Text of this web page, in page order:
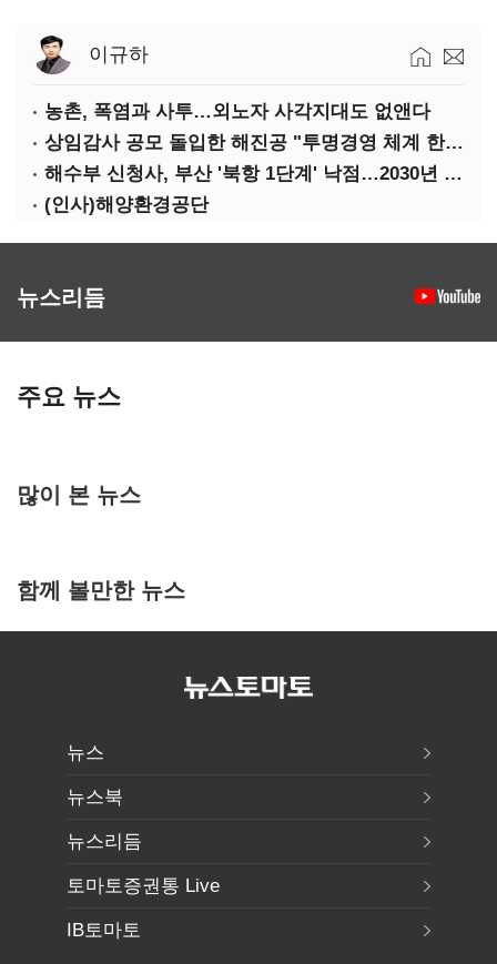
이규하
농촌, 폭염과 사투…외노자 사각지대도 없앤다
상임감사 공모 돌입한 해진공 "투명경영 체계 한층 강화"
해수부 신청사, 부산 '북항 1단계' 낙점…2030년 완공 목표
(인사)해양환경공단
뉴스리듬
주요 뉴스
많이 본 뉴스
함께 볼만한 뉴스
뉴스
뉴스북
뉴스리듬
토마토증권통 Live
IB토마토